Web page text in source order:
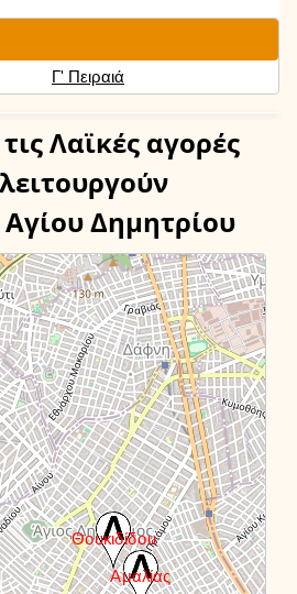
Γ' Πειραιά
Λαϊκές αγορές
Αγίου Δημητρίου